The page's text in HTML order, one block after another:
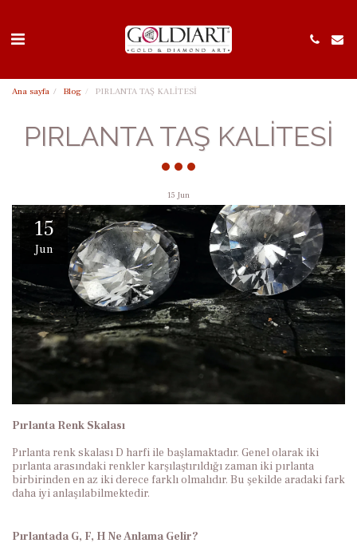
Ana sayfa Blog PIRLANTA TAŞ KALİTESİ
PIRLANTA TAŞ KALİTESİ
15 Jun
15
Jun
Pırlanta Renk Skalası
Pırlanta renk skalası D harfi ile başlamaktadır. Genel olarak iki
pırlanta arasındaki renkler karşılaştırıldığı zaman iki pırlanta
birbirinden en az iki derece farklı olmalıdır. Bu şekilde aradaki fark
daha iyi anlaşılabilmektedir.
Pırlantada G, F, H Ne Anlama Gelir?